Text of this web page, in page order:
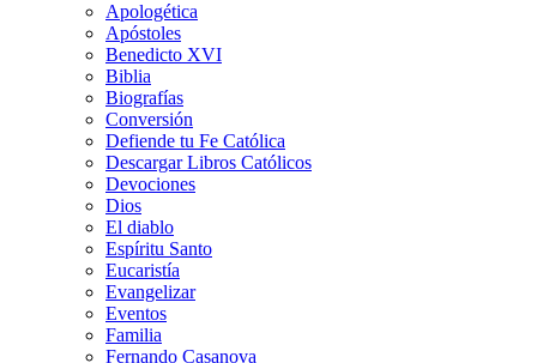
Apologética
Apóstoles
Benedicto XVI
Biblia
Biografías
Conversión
Defiende tu Fe Católica
Descargar Libros Católicos
Devociones
Dios
El diablo
Espíritu Santo
Eucaristía
Evangelizar
Eventos
Familia
Fernando Casanova